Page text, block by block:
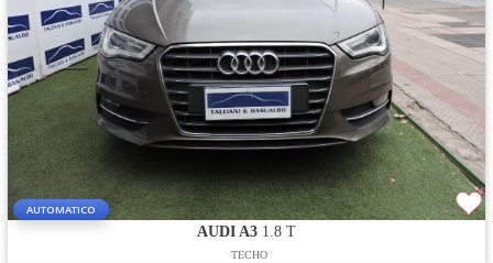
AUTOMATICO
AUDI A31.8 T
TECHO